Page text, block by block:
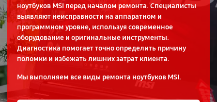
ноутбуков MSI перед началом ремонта. Специалисты
выявляют неисправности на аппаратном и
программном уровне, используя современное
оборудование и оригинальные инструменты.
Диагностика помогает точно определить причину
поломки и избежать лишних затрат клиента.
Мы выполняем все виды ремонта ноутбуков MSI.